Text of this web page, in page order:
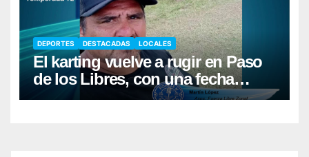
DEPORTES DESTACADAS LOCALES
El karting vuelve a rugir en Paso
de los Libres, con una fecha
récord de pilotos